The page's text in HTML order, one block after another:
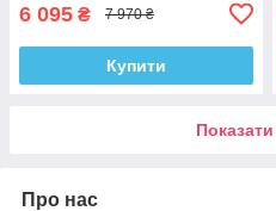
6 095 ₴ 7 970 ₴
Купити
Про нас